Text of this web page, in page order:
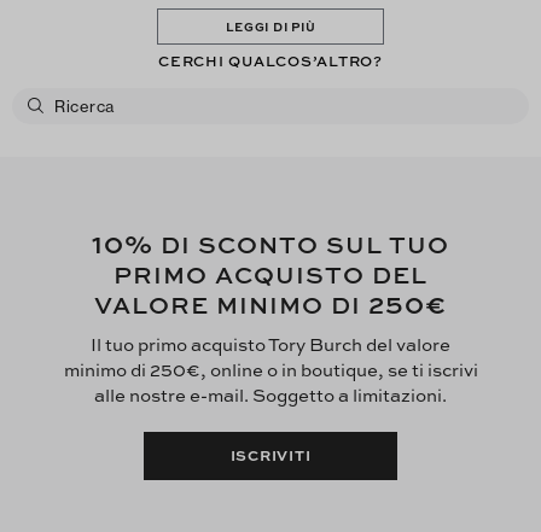
LEGGI DI PIÙ
CERCHI QUALCOS’ALTRO?
10% DI SCONTO SUL TUO
PRIMO ACQUISTO DEL
VALORE MINIMO DI 250€
Il tuo primo acquisto Tory Burch del valore
minimo di 250€, online o in boutique, se ti iscrivi
alle nostre e-mail. Soggetto a limitazioni.
ISCRIVITI